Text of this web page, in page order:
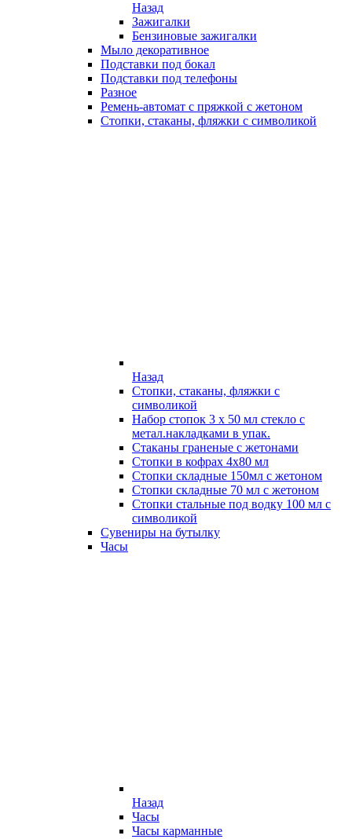
Назад
Зажигалки
Бензиновые зажигалки
Мыло декоративное
Подставки под бокал
Подставки под телефоны
Разное
Ремень-автомат с пряжкой с жетоном
Стопки, стаканы, фляжки с символикой
Назад
Стопки, стаканы, фляжки с
символикой
Набор стопок 3 х 50 мл стекло с
метал.накладками в упак.
Стаканы граненые с жетонами
Стопки в кофрах 4х80 мл
Стопки складные 150мл с жетоном
Стопки складные 70 мл с жетоном
Стопки стальные под водку 100 мл с
символикой
Сувениры на бутылку
Часы
Назад
Часы
Часы карманные